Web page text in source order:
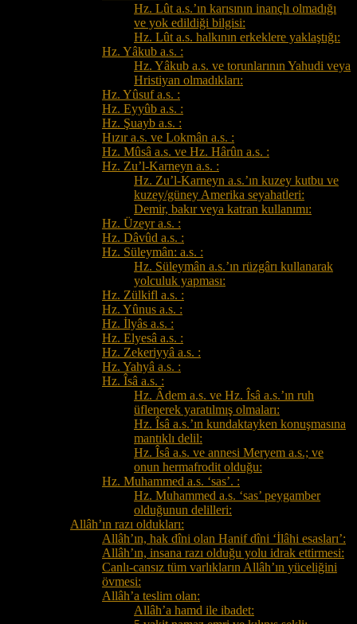
Hz. Lût a.s.’ın karısının inançlı olmadığı
ve yok edildiği bilgisi:
Hz. Lût a.s. halkının erkeklere yaklaştığı:
Hz. Yâkub a.s. :
Hz. Yâkub a.s. ve torunlarının Yahudi veya
Hristiyan olmadıkları:
Hz. Yûsuf a.s. :
Hz. Eyyûb a.s. :
Hz. Şuayb a.s. :
Hızır a.s. ve Lokmân a.s. :
Hz. Mûsâ a.s. ve Hz. Hârûn a.s. :
Hz. Zu’l-Karneyn a.s. :
Hz. Zu’l-Karneyn a.s.’ın kuzey kutbu ve
kuzey/güney Amerika seyahatleri:
Demir, bakır veya katran kullanımı:
Hz. Üzeyr a.s. :
Hz. Dâvûd a.s. :
Hz. Süleymân: a.s. :
Hz. Süleymân a.s.’ın rüzgârı kullanarak
yolculuk yapması:
Hz. Zülkifl a.s. :
Hz. Yûnus a.s. :
Hz. İlyâs a.s. :
Hz. Elyesâ a.s. :
Hz. Zekeriyyâ a.s. :
Hz. Yahyâ a.s. :
Hz. Îsâ a.s. :
Hz. Âdem a.s. ve Hz. Îsâ a.s.’ın ruh
üflenerek yaratılmış olmaları:
Hz. Îsâ a.s.’ın kundaktayken konuşmasına
mantıklı delil:
Hz. Îsâ a.s. ve annesi Meryem a.s.; ve
onun hermafrodit olduğu:
Hz. Muhammed a.s. ‘sas’. :
Hz. Muhammed a.s. ‘sas’ peygamber
olduğunun delilleri:
Allâh’ın razı oldukları:
Allâh’ın, hak dîni olan Hanif dîni ‘İlâhi esasları’:
Allâh’ın, insana razı olduğu yolu idrak ettirmesi:
Canlı-cansız tüm varlıkların Allâh’ın yüceliğini
övmesi:
Allâh’a teslim olan:
Allâh’a hamd ile ibadet: